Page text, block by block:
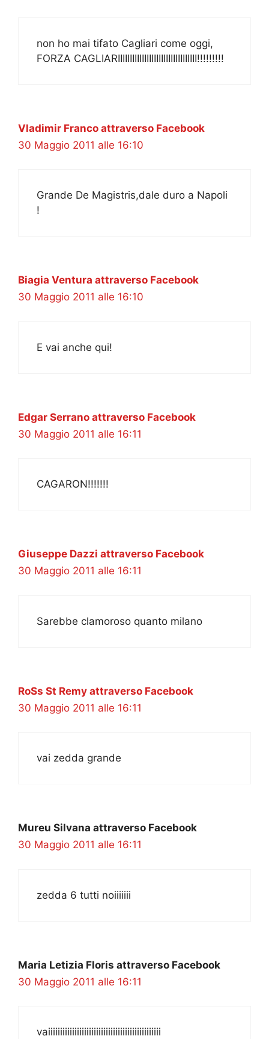
non ho mai tifato Cagliari come oggi,
FORZA CAGLIARIIIIIIIIIIIIIIIIIIIIIIIIIIIIIIIII!!!!!!!!!
Vladimir Franco attraverso Facebook
30 Maggio 2011 alle 16:10
Grande De Magistris,dale duro a Napoli
!
Biagia Ventura attraverso Facebook
30 Maggio 2011 alle 16:10
E vai anche qui!
Edgar Serrano attraverso Facebook
30 Maggio 2011 alle 16:11
CAGARON!!!!!!!
Giuseppe Dazzi attraverso Facebook
30 Maggio 2011 alle 16:11
Sarebbe clamoroso quanto milano
RoSs St Remy attraverso Facebook
30 Maggio 2011 alle 16:11
vai zedda grande
Mureu Silvana attraverso Facebook
30 Maggio 2011 alle 16:11
zedda 6 tutti noiiiiiii
Maria Letizia Floris attraverso Facebook
30 Maggio 2011 alle 16:11
vaiiiiiiiiiiiiiiiiiiiiiiiiiiiiiiiiiiiiiiiiiiiiiii